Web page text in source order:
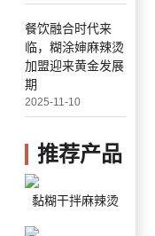
餐饮融合时代来
临，糊涂婶麻辣烫
加盟迎来黄金发展
期
2025-11-10
推荐产品
黏糊干拌麻辣烫